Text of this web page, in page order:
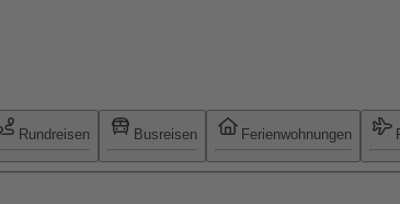
Rundreisen Busreisen Ferienwohnungen